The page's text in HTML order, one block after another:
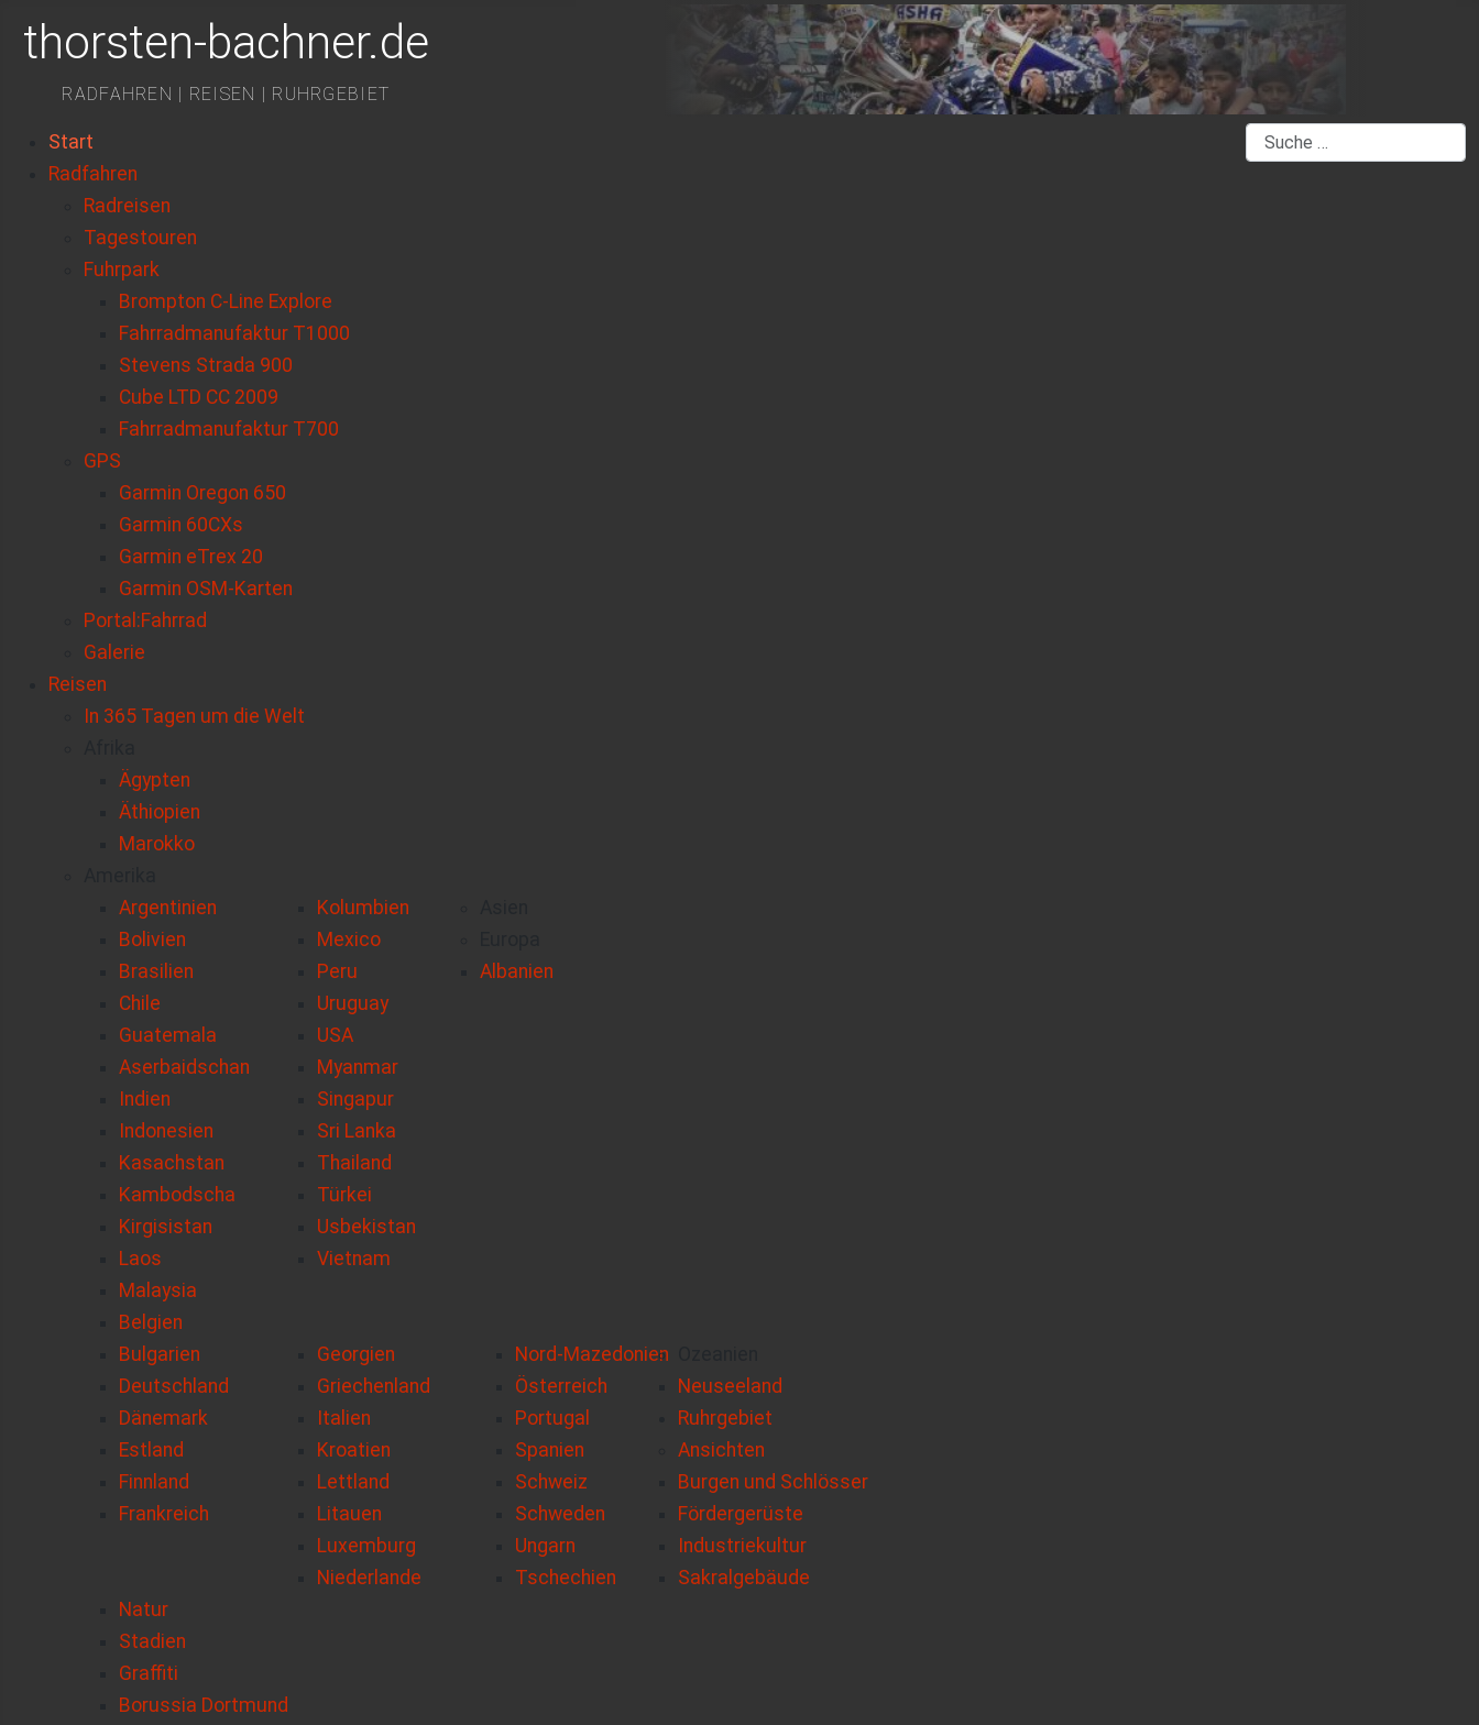
thorsten-bachner.de
RADFAHREN | REISEN | RUHRGEBIET
Start
Radfahren
Radreisen
Tagestouren
Fuhrpark
Brompton C-Line Explore
Fahrradmanufaktur T1000
Stevens Strada 900
Cube LTD CC 2009
Fahrradmanufaktur T700
GPS
Garmin Oregon 650
Garmin 60CXs
Garmin eTrex 20
Garmin OSM-Karten
Portal:Fahrrad
Galerie
Reisen
In 365 Tagen um die Welt
Ägypten
Äthiopien
Marokko
Argentinien
Bolivien
Brasilien
Chile
Guatemala
Kolumbien
Mexico
Peru
Uruguay
USA
Aserbaidschan
Indien
Indonesien
Kasachstan
Kambodscha
Kirgisistan
Laos
Malaysia
Myanmar
Singapur
Sri Lanka
Thailand
Türkei
Usbekistan
Vietnam
Albanien
Belgien
Bulgarien
Deutschland
Dänemark
Estland
Finnland
Frankreich
Georgien
Griechenland
Italien
Kroatien
Lettland
Litauen
Luxemburg
Niederlande
Nord-Mazedonien
Österreich
Portugal
Spanien
Schweiz
Schweden
Ungarn
Tschechien
Neuseeland
Ruhrgebiet
Ansichten
Burgen und Schlösser
Fördergerüste
Industriekultur
Sakralgebäude
Natur
Stadien
Graffiti
Borussia Dortmund
Suchen